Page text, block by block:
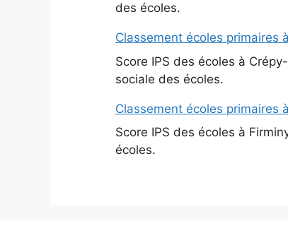
des écoles.
Classement écoles primaires
Score IPS des écoles à
sociale des écoles.
Classement écoles primaires
Score IPS des écoles à
écoles.